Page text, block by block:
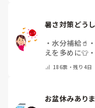
暑さ対策どう
・水分補給🥤 ・
えを多めに👕 ・
186票・残り4日
お盆休みあり